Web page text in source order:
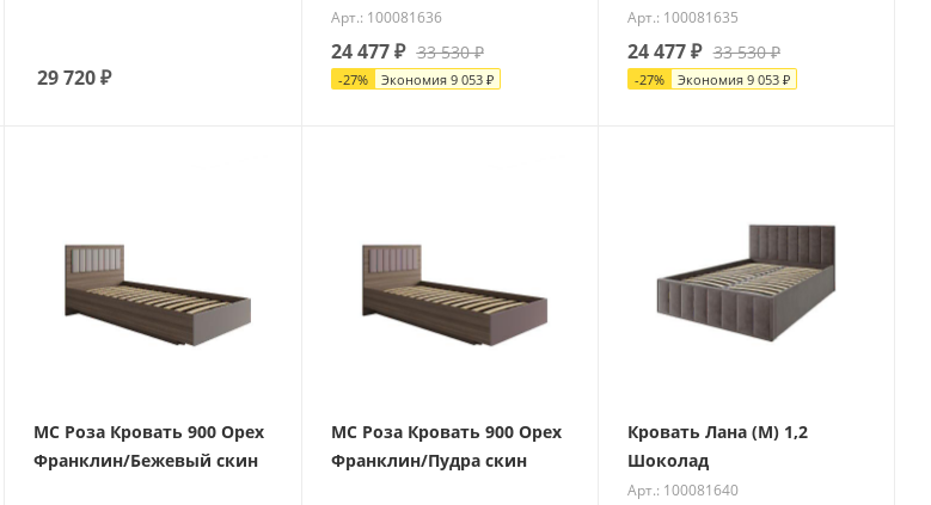
29 720₽
Арт.: 100081636
24 477₽ 33 530₽
-27% Экономия 9 053₽
Арт.: 100081635
24 477₽ 33 530₽
-27% Экономия 9 053₽
МС Роза Кровать 900 Орех
Франклин/Бежевый скин
МС Роза Кровать 900 Орех
Франклин/Пудра скин
Кровать Лана (М) 1,2
Шоколад
Арт.: 100081640